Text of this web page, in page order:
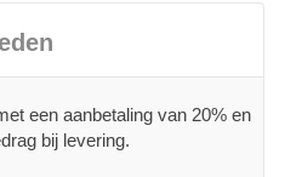
een aanbetaling van 20% en
bij levering.